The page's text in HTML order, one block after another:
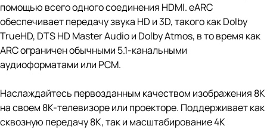
помощью всего одного соединения HDMI. eARC
обеспечивает передачу звука HD и 3D, такого как Dolby
TrueHD, DTS HD Master Audio и Dolby Atmos, в то время как
ARC ограничен обычными 5.1-канальными
аудиоформатами или PCM.
Наслаждайтесь первозданным качеством изображения 8K
на своем 8K-телевизоре или проекторе. Поддерживает как
сквозную передачу 8K, так и масштабирование 4K